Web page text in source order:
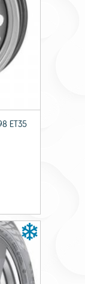
54,1
Черный
ET35